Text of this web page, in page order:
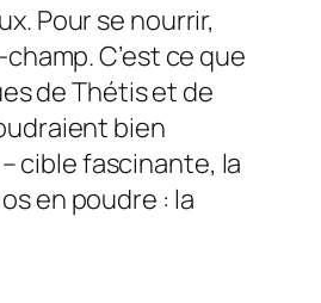
Pour se nourrir,
C’est ce que
de Thétis et de
bien
cible fascinante, la
en poudre : la